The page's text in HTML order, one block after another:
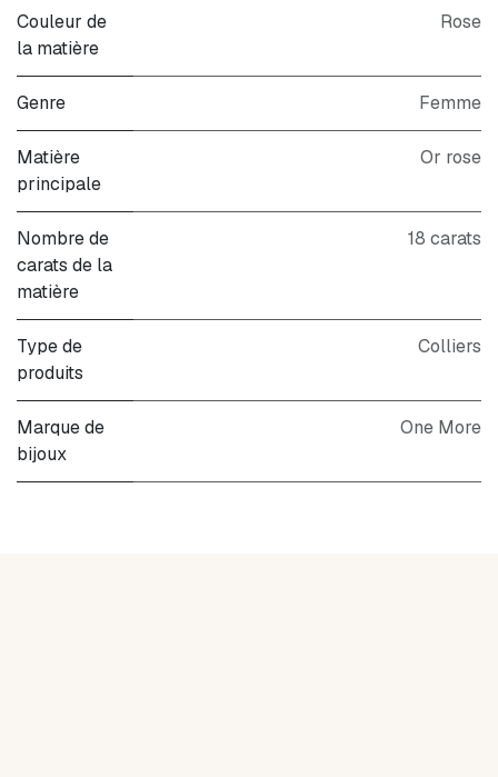
Couleur de
la matière
Rose
Genre Femme
Matière
principale
Or rose
Nombre de
carats de la
matière
18 carats
Type de
produits
Colliers
Marque de
bijoux
One More